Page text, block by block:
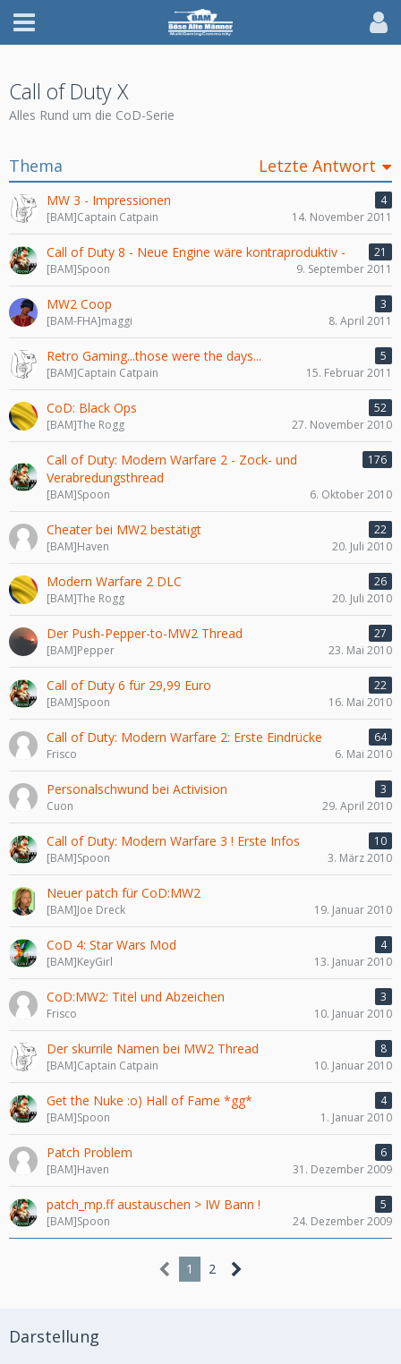
Call of Duty X
Alles Rund um die CoD-Serie
Thema Letzte Antwort
MW 3 - Impressionen
4
[BAM]Captain Catpain
14. November 2011
Call of Duty 8 - Neue Engine wäre kontraproduktiv -
21
[BAM]Spoon
9. September 2011
MW2 Coop
3
[BAM-FHA]maggi
8. April 2011
Retro Gaming...those were the days...
5
[BAM]Captain Catpain
15. Februar 2011
CoD: Black Ops
52
[BAM]The Rogg
27. November 2010
Call of Duty: Modern Warfare 2 - Zock- und
Verabredungsthread
176
[BAM]Spoon 6. Oktober 2010
Cheater bei MW2 bestätigt
22
[BAM]Haven
20. Juli 2010
Modern Warfare 2 DLC
26
[BAM]The Rogg
20. Juli 2010
Der Push-Pepper-to-MW2 Thread
27
[BAM]Pepper
23. Mai 2010
Call of Duty 6 für 29,99 Euro
22
[BAM]Spoon
16. Mai 2010
Call of Duty: Modern Warfare 2: Erste Eindrücke
64
Frisco
6. Mai 2010
Personalschwund bei Activision
3
Cuon
29. April 2010
Call of Duty: Modern Warfare 3 ! Erste Infos
10
[BAM]Spoon
3. März 2010
Neuer patch für CoD:MW2
[BAM]Joe Dreck 19. Januar 2010
CoD 4: Star Wars Mod
4
[BAM]KeyGirl
13. Januar 2010
CoD:MW2: Titel und Abzeichen
3
Frisco
10. Januar 2010
Der skurrile Namen bei MW2 Thread
8
[BAM]Captain Catpain
10. Januar 2010
Get the Nuke :o) Hall of Fame *gg*
4
[BAM]Spoon
1. Januar 2010
Patch Problem
6
[BAM]Haven
31. Dezember 2009
patch_mp.ff austauschen > IW Bann !
5
[BAM]Spoon
24. Dezember 2009
1 2
Darstellung